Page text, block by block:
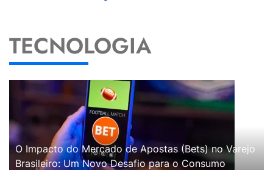
TECNOLOGIA
O Impacto do Mercado de Apostas (Bets) no Varejo
Brasileiro: Um Novo Desafio para o Consumo